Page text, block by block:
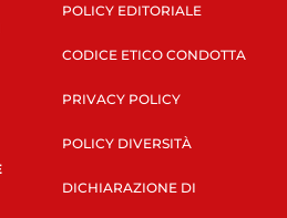
POLICY EDITORIALE
CODICE ETICO CONDOTTA
PRIVACY POLICY
POLICY DIVERSITÀ
DICHIARAZIONE DI